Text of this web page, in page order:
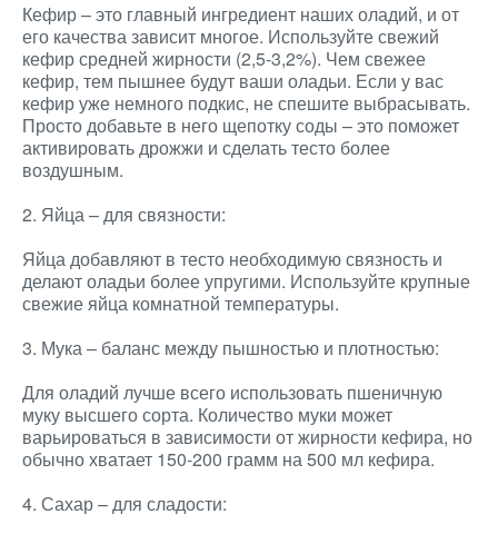
Кефир – это главный ингредиент наших оладий, и от
его качества зависит многое. Используйте свежий
кефир средней жирности (2,5-3,2%). Чем свежее
кефир, тем пышнее будут ваши оладьи. Если у вас
кефир уже немного подкис, не спешите выбрасывать.
Просто добавьте в него щепотку соды – это поможет
активировать дрожжи и сделать тесто более
воздушным.
2. Яйца – для связности:
Яйца добавляют в тесто необходимую связность и
делают оладьи более упругими. Используйте крупные
свежие яйца комнатной температуры.
3. Мука – баланс между пышностью и плотностью:
Для оладий лучше всего использовать пшеничную
муку высшего сорта. Количество муки может
варьироваться в зависимости от жирности кефира, но
обычно хватает 150-200 грамм на 500 мл кефира.
4. Сахар – для сладости: